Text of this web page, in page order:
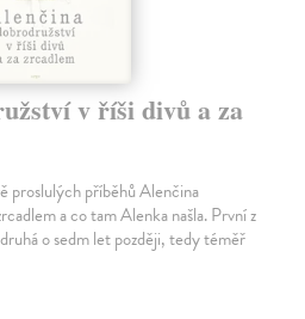
v říši divů a za
proslulých příběhů Alenčina
a co tam Alenka našla. První z
o sedm let později, tedy téměř